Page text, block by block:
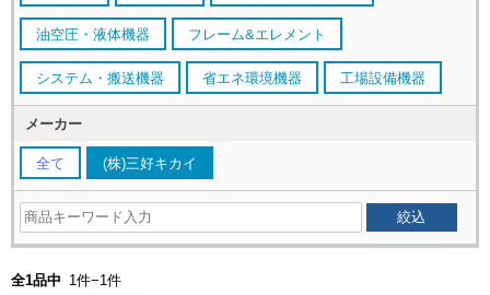
油空圧・液体機器 フレーム&エレメント
システム・搬送機器 省エネ環境機器 工場設備機器
メーカー
全て (株)三好キカイ
全1品中 1件−1件